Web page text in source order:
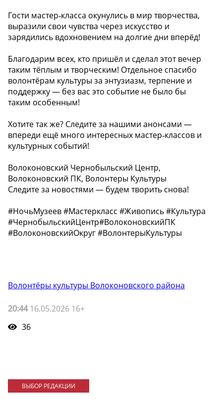
Гости мастер‑класса окунулись в мир творчества,
выразили свои чувства через искусство и
зарядились вдохновением на долгие дни вперёд!
Благодарим всех, кто пришёл и сделал этот вечер
таким тёплым и творческим! Отдельное спасибо
волонтёрам культуры за энтузиазм, терпение и
поддержку — без вас это событие не было бы
таким особенным!
Хотите так же? Следите за нашими анонсами —
впереди ещё много интересных мастер‑классов и
культурных событий!
Волоконовский Чернобыльский Центр,
Волоконовский ПК, Волонтеры Культуры
Следите за новостями — будем творить снова!
#НочьМузеев #Мастеркласс #Живопись #Культура
#ЧернобыльскийЦентр#ВолоконовскийПК
#ВолоконовскийОкруг #ВолонтерыКультуры
Волонтёры культуры Волоконовского района
20:4416.05.2026 16+
36
ВЫБОР РЕДАКЦИИ